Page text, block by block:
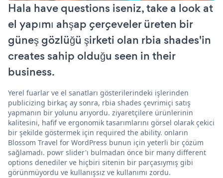
Hala have questions iseniz, take a look at
el yapımı ahşap çerçeveler üreten bir
güneş gözlüğü şirketi olan rbia shades'in
creates sahip olduğu seen in their
business.
Yerel fuarlar ve el sanatları gösterilerindeki işlerinden
publicizing birkaç ay sonra, rbia shades çevrimiçi satış
yapmanın bir yolunu arıyordu. ziyaretçilere ürünlerinin
kalitesini, hafif ve ergonomik tasarımlarını görsel olarak çekici
bir şekilde göstermek için required the ability. onların
Blossom Travel for WordPress bunun için yeterli bir çözüm
sağlamadı. powr slider'ı bulmadan önce bir many different
options denediler ve hiçbiri sitenin bir parçasıymış gibi
görünmüyordu ve kullanışsız ve kullanımı zordu.